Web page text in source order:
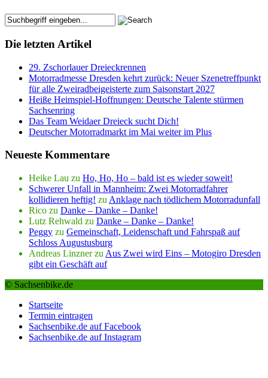
Die letzten Artikel
29. Zschorlauer Dreieckrennen
Motorradmesse Dresden kehrt zurück: Neuer Szenetreffpunkt
für alle Zweiradbeigeisterte zum Saisonstart 2027
Heiße Heimspiel-Hoffnungen: Deutsche Talente stürmen
Sachsenring
Das Team Weidaer Dreieck sucht Dich!
Deutscher Motorradmarkt im Mai weiter im Plus
Neueste Kommentare
Heike Lau zu Ho, Ho, Ho – bald ist es wieder soweit!
Schwerer Unfall in Mannheim: Zwei Motorradfahrer
kollidieren heftig! zu Anklage nach tödlichem Motorradunfall
Rico zu Danke – Danke – Danke!
Lutz Rehwald zu Danke – Danke – Danke!
Peggy zu Gemeinschaft, Leidenschaft und Fahrspaß auf
Schloss Augustusburg
Andreas Linznerzu Aus Zwei wird Eins – Motogiro Dresden
gibt ein Geschäft auf
© Sachsenbike.de
Startseite
Termin eintragen
Sachsenbike.de auf Facebook
Sachsenbike.de auf Instagram